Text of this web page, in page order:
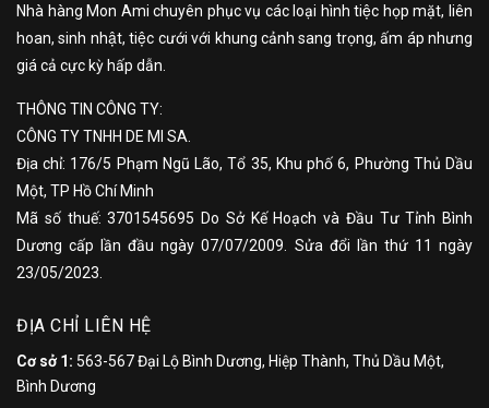
Nhà hàng Mon Ami chuyên phục vụ các loại hình tiệc họp mặt, liên
hoan, sinh nhật, tiệc cưới với khung cảnh sang trọng, ấm áp nhưng
giá cả cực kỳ hấp dẫn.
THÔNG TIN CÔNG TY:
CÔNG TY TNHH DE MI SA.
Địa chỉ: 176/5 Phạm Ngũ Lão, Tổ 35, Khu phố 6, Phường Thủ Dầu
Một, TP Hồ Chí Minh
Mã số thuế: 3701545695 Do Sở Kế Hoạch và Đầu Tư Tỉnh Bình
Dương cấp lần đầu ngày 07/07/2009. Sửa đổi lần thứ 11 ngày
23/05/2023.
ĐỊA CHỈ LIÊN HỆ
Cơ sở 1: 563-567 Đại Lộ Bình Dương, Hiệp Thành, Thủ Dầu Một,
Bình Dương